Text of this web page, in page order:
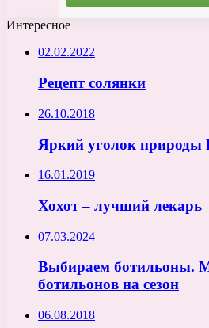
Интересное
02.02.2022
Рецепт солянки
26.10.2018
Яркий уголок природы
16.01.2019
Хохот – лучший лекарь
07.03.2024
Выбираем ботильоны.
ботильонов на сезон
06.08.2018